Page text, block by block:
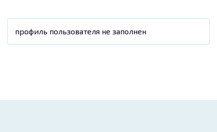
профиль пользователя не заполнен